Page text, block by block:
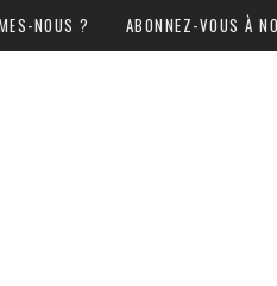
NOUS ? ABONNEZ-VOUS À